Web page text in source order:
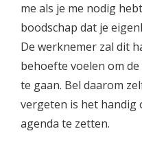
me als je me nodig
boodschap dat je
De werknemer zal dit
behoefte voelen om
te gaan. Bel daarom
vergeten is het handig
agenda te zetten.